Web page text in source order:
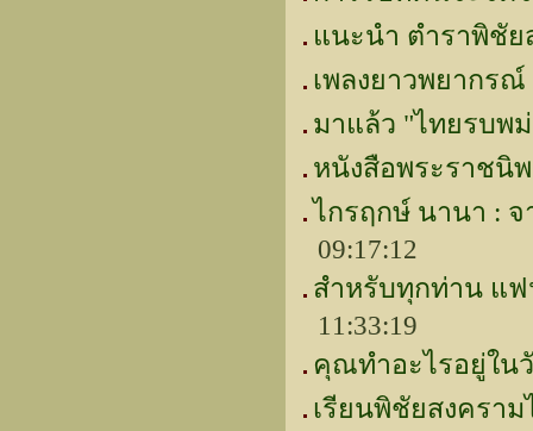
แนะนำ ตำราพิชั
เพลงยาวพยากร
มาแล้ว "ไทยรบพ
หนังสือพระราชนิ
ไกรฤกษ์ นานา : จ
09:17:12
สำหรับทุกท่าน แ
11:33:19
คุณทำอะไรอยู่ใน
เรียนพิชัยสงครา